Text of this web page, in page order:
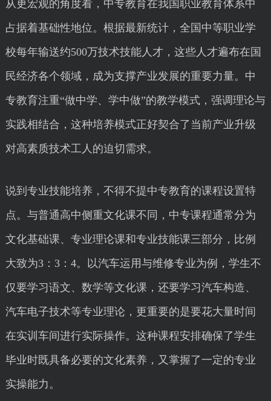
从更宏观的角度看，中专教育在我国职业教育体系中
占据着基础性地位。根据最新统计，全国中等职业学
校每年输送约500万技术技能人才，这些人才遍布在国
民经济各个领域，成为支撑产业发展的重要力量。中
专教育注重“做中学、学中做”的教学模式，强调理论与
实践相结合，这种培养模式正好契合了当前产业升级
对高素质技术工人的迫切需求。
说到专业技能培养，不得不提中专教育的课程设置特
点。与普通高中侧重文化课不同，中专课程通常分为
文化基础课、专业理论课和专业技能课三部分，比例
大致为3：3：4。以汽车运用与维修专业为例，学生不
仅要学习语文、数学等文化课，还要学习汽车构造、
汽车电子技术等专业理论，更重要的是要花大量时间
在实训车间进行实际操作。这种课程安排确保了学生
毕业时既具备必要的文化素养，又掌握了一定的专业
实操能力。